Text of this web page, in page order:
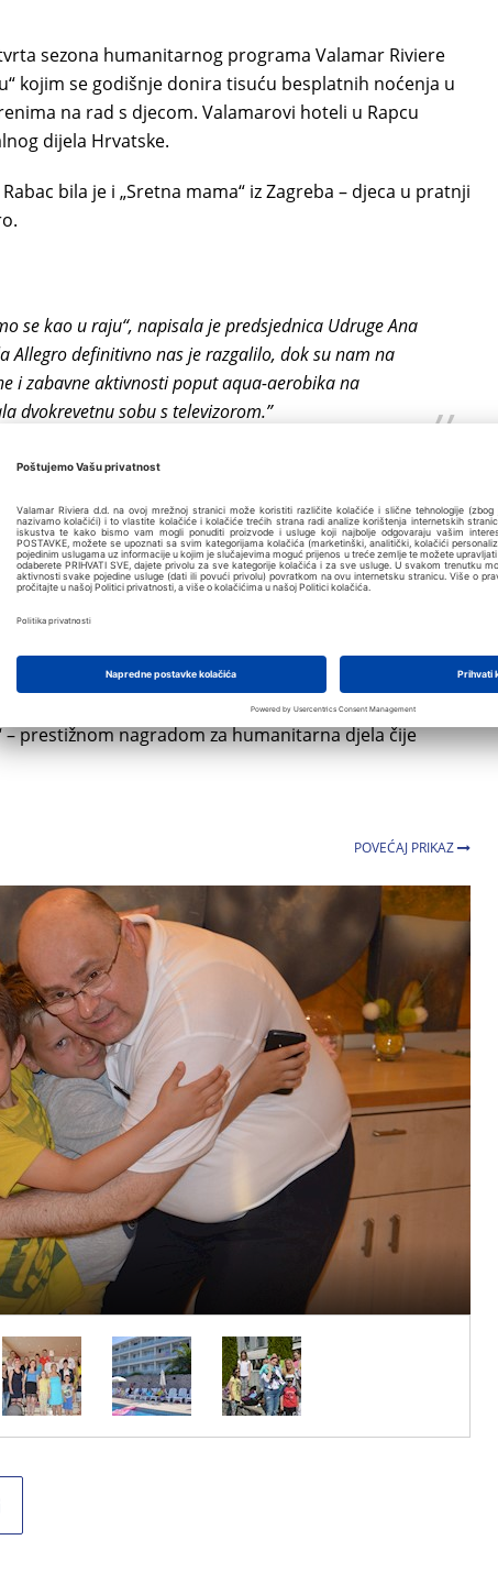
sezona humanitarnog programa Valamar Riviere
kojim se godišnje donira tisuću besplatnih noćenja u
na rad s djecom. Valamarovi hoteli u Rapcu
dijela Hrvatske.
bila je i „Sretna mama“ iz Zagreba – djeca u pratnji
se kao u raju“, napisala je predsjednica Udruge Ana
Allegro definitivno nas je razgalilo, dok su nam na
i zabavne aktivnosti poput aqua-aerobika na
dvokrevetnu sobu s televizorom.”
nakon dužeg vremena, većini je ovo bilo prvo
ga jednoglasno opisali kao nezaboravan doživljaj.
na moru u jednom od svojih hotela, ljetovališta ili
bez odgovarajuće obiteljske skrbi, iz obitelji
zdravstvenim poteškoćama kojima bi boravak na
te djeci s posebnim potrebama. Valamar
za program „Tisuću dana na Jadranskom moru“
– prestižnom nagradom za humanitarna djela čije
POVEĆAJ PRIKAZ